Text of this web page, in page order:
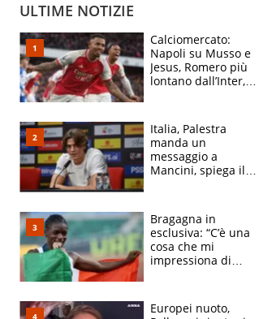
ULTIME NOTIZIE
Calciomercato:
Napoli su Musso e
Jesus, Romero più
lontano dall’Inter,
tabellone
Italia, Palestra
manda un
messaggio a
Mancini, spiega il
l'alleanza con
Donnarumma
Bragagna in
esclusiva: “C’è una
cosa che mi
impressiona di
E svela la sorpresa
agli Europei
Europei nuoto,